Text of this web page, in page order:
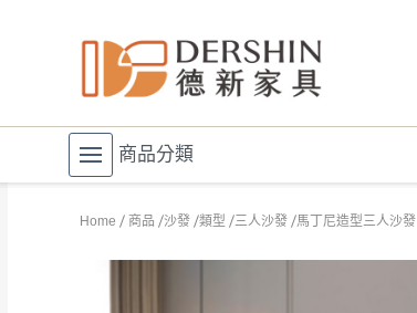
商品分類
Home 商品 沙發 類型 三人沙發 馬丁尼造型三人沙發